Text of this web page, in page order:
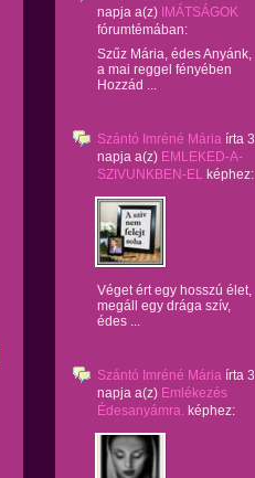
napja a(z) IMÁTSÁGOK
fórumtémában:
Szűz Mária, édes Anyánk,
a mai reggel fényében
Hozzád ...
Szántó Imréné Mária írta 3
napja a(z) EMLEKED-A-
SZIVUNKBEN-EL képhez:
Véget ért egy hosszú élet,
megáll egy drága szív,
édes ...
Szántó Imréné Mária írta 3
napja a(z) Emlékezés
Édesanyámra. képhez: